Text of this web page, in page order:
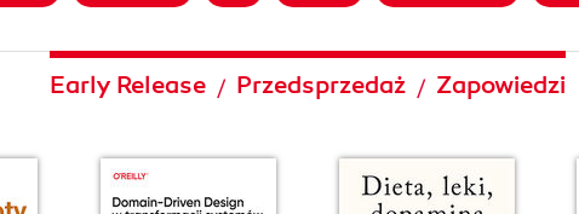
Early Release / Przedsprzedaż / Zapowiedzi